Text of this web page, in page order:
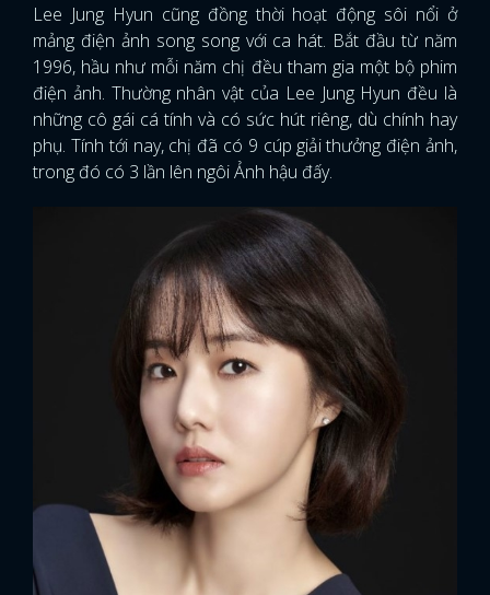
Lee Jung Hyun cũng đồng thời hoạt động sôi nổi ở
mảng điện ảnh song song với ca hát. Bắt đầu từ năm
1996, hầu như mỗi năm chị đều tham gia một bộ phim
điện ảnh. Thường nhân vật của Lee Jung Hyun đều là
những cô gái cá tính và có sức hút riêng, dù chính hay
phụ. Tính tới nay, chị đã có 9 cúp giải thưởng điện ảnh,
trong đó có 3 lần lên ngôi Ảnh hậu đấy.